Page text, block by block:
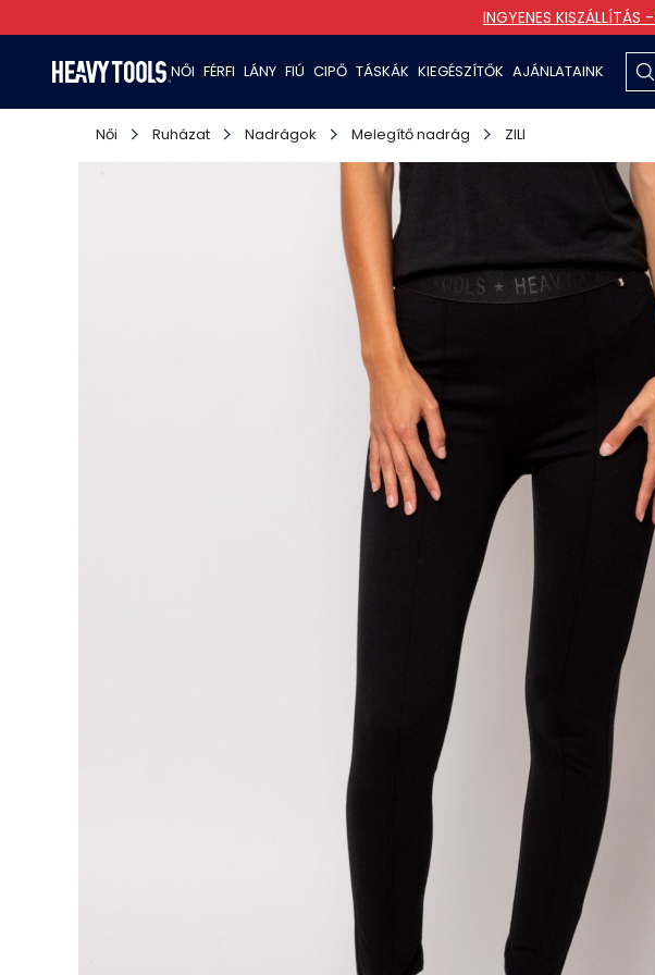
INGYENES KISZÁLLÍTÁS
NŐI FÉRFI LÁNY FIÚ CIPŐ TÁSKÁK KIEGÉSZÍTŐK AJÁNLATAINK
Női Ruházat Nadrágok Melegítő nadrág ZILI